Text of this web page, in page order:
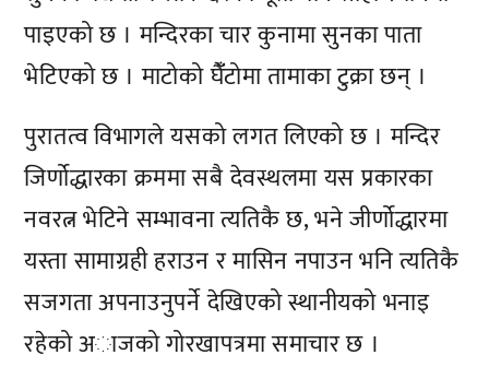
पाइएको छ । मन्दिरका चार कुनामा सुनका पाता
भेटिएको छ । माटोको घैंँटोमा तामाका टुक्रा छन् ।
पुरातत्व विभागले यसको लगत लिएको छ । मन्दिर
जिर्णोद्धारका क्रममा सबै देवस्थलमा यस प्रकारका
नवरत्न भेटिने सम्भावना त्यतिकै छ, भने जीर्णोद्धारमा
यस्ता सामाग्रही हराउन र मासिन नपाउन भनि त्यतिकै
सजगता अपनाउनुपर्ने देखिएको स्थानीयको भनाइ
रहेको अाजको गोरखापत्रमा समाचार छ ।